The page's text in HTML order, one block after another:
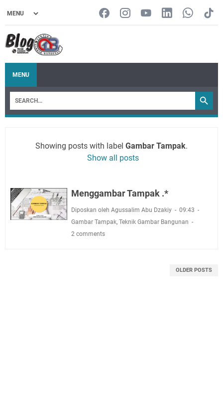
MENU
Showing posts with label Gambar Tampak.
Show all posts
Menggambar Tampak .*
Diposkan oleh Agussalim Abu Dzakiy
09:43
Gambar Tampak, Teknik Gambar Bangunan
2 comments
OLDER POSTS